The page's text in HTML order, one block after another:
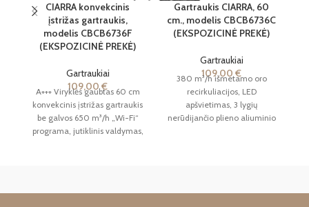
CIARRA konvekcinis
įstrižas gartraukis,
modelis CBCB6736F
(EKSPOZICINĖ PREKĖ)
Gartraukiai
109,00€
A+++ Viryklės gaubtas 60 cm
konvekcinis įstrižas gartraukis
be galvos 650 m³/h „Wi-Fi“
programa, jutiklinis valdymas,
EKSPOZICINĖ
Gartraukis CIARRA, 60
cm., modelis CBCB6736C
(EKSPOZICINĖ PREKĖ)
Gartraukiai
109,00€
380 m³/h išmetamo oro
recirkuliacijos, LED
apšvietimas, 3 lygių
nerūdijančio plieno aliuminio
TURĖTI NAUDOJIMO ŽENKLŲ,